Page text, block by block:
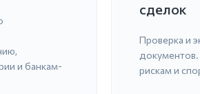
и банкам-
сделок
Проверка и
рискам и